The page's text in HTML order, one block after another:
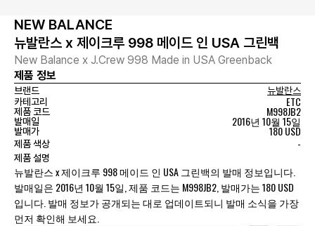
NEW BALANCE
뉴발란스 x 제이크루 998 메이드 인 USA 그린백
New Balance x J.Crew 998 Made in USA Greenback
제품 정보
브랜드
뉴발란스
카테고리
ETC
제품 코드 M998JB2
발매일 2016년 10월 15일
발매가 180 USD
제품 색상 -
제품 설명
뉴발란스 x 제이크루 998 메이드 인 USA 그린백의 발매 정보입니다.
발매일은 2016년 10월 15일, 제품 코드는 M998JB2, 발매가는 180 USD
입니다. 발매 정보가 공개되는 대로 업데이트되니 발매 소식을 가장
먼저 확인해 보세요.